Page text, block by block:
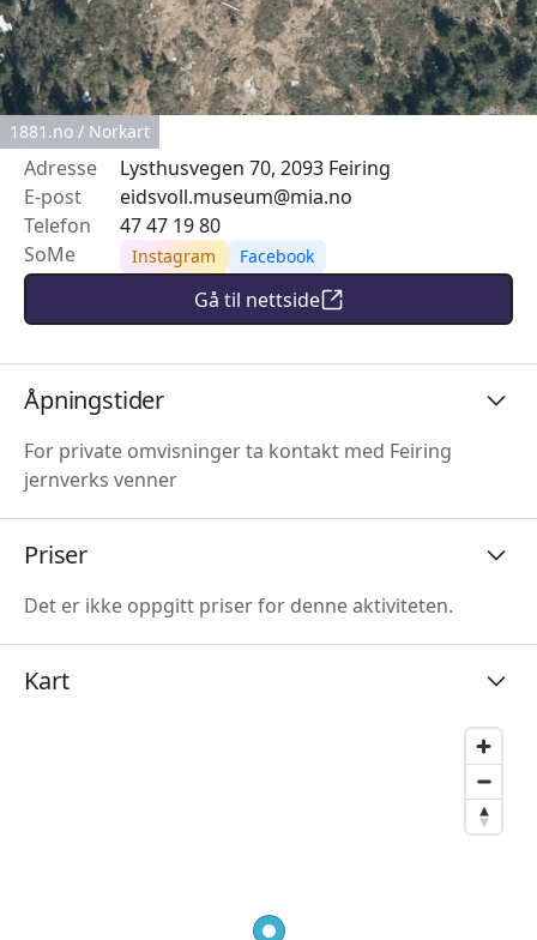
1881.no / Norkart
Adresse
Lysthusvegen 70, 2093 Feiring
E-post
eidsvoll.museum@mia.no
Telefon
47 47 19 80
SoMe
Instagram Facebook
Gå til nettside
Åpningstider
For private omvisninger ta kontakt med Feiring
jernverks venner
Priser
Det er ikke oppgitt priser for denne aktiviteten.
Kart